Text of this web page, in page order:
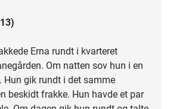
Erna rundt i kvarteret
Om natten sov hun i en
Hun gik rundt i det samme
beskidt frakke. Hun havde et par